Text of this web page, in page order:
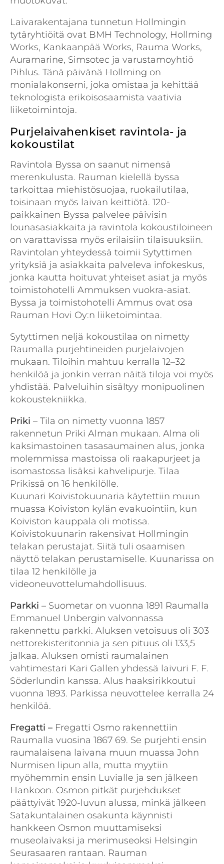
Laivarakentajana tunnetun Hollmingin
tytäryhtiöitä ovat BMH Technology, Hollming
Works, Kankaanpää Works, Rauma Works,
Auramarine, Simsotec ja varustamoyhtiö
Pihlus. Tänä päivänä Hollming on
monialakonserni, joka omistaa ja kehittää
teknologista erikoisosaamista vaativia
liiketoimintoja.
Purjelaivahenkiset ravintola- ja
kokoustilat
Ravintola Byssa on saanut nimensä
merenkulusta. Rauman kielellä byssa
tarkoittaa miehistösuojaa, ruokailutilaa,
toisinaan myös laivan keittiötä. 120-
paikkainen Byssa palvelee päivisin
lounasasiakkaita ja ravintola kokoustiloineen
on varattavissa myös erilaisiin tilaisuuksiin.
Ravintolan yhteydessä toimii Sytyttimen
yrityksiä ja asiakkaita palveleva infokeskus,
jonka kautta hoituvat yhteiset asiat ja myös
toimistohotelli Ammuksen vuokra-asiat.
Byssa ja toimistohotelli Ammus ovat osa
Rauman Hovi Oy:n liiketoimintaa.
Sytyttimen neljä kokoustilaa on nimetty
Raumalla purjehtineiden purjelaivojen
mukaan. Tiloihin mahtuu kerralla 12–32
henkilöä ja jonkin verran näitä tiloja voi myös
yhdistää. Palveluihin sisältyy monipuolinen
kokoustekniikka.
Priki – Tila on nimetty vuonna 1857
rakennetun Priki Alman mukaan. Alma oli
kaksimastoinen tasasaumainen alus, jonka
molemmissa mastoissa oli raakapurjeet ja
isomastossa lisäksi kahvelipurje. Tilaa
Prikissä on 16 henkilölle.
Kuunari Koivistokuunaria käytettiin muun
muassa Koiviston kylän evakuointiin, kun
Koiviston kauppala oli motissa.
Koivistokuunarin rakensivat Hollmingin
telakan perustajat. Siitä tuli osaamisen
näyttö telakan perustamiselle. Kuunarissa on
tilaa 12 henkilölle ja
videoneuvottelumahdollisuus.
Parkki – Suometar on vuonna 1891 Raumalla
Emmanuel Unbergin valvonnassa
rakennettu parkki. Aluksen vetoisuus oli 303
nettorekisteritonnia ja sen pituus oli 133,5
jalkaa. Aluksen omisti raumalainen
vahtimestari Kari Gallen yhdessä laivuri F. F.
Söderlundin kanssa. Alus haaksirikkoutui
vuonna 1893. Parkissa neuvottelee kerralla 24
henkilöä.
Fregatti – Fregatti Osmo rakennettiin
Raumalla vuosina 1867 69. Se purjehti ensin
raumalaisena laivana muun muassa John
Nurmisen lipun alla, mutta myytiin
myöhemmin ensin Luvialle ja sen jälkeen
Hankoon. Osmon pitkät purjehdukset
päättyivät 1920-luvun alussa, minkä jälkeen
Satakuntalainen osakunta käynnisti
hankkeen Osmon muuttamiseksi
museolaivaksi ja merimuseoksi Helsingin
Seurasaaren rantaan. Rauman